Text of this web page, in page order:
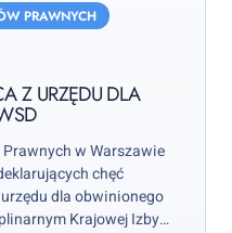
PRAWNYCH
Z URZĘDU DLA
w Warszawie
chęć
dla obwinionego
Krajowej Izby